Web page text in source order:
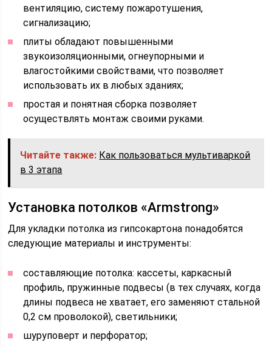
вентиляцию, систему пожаротушения,
сигнализацию;
плиты обладают повышенными
звукоизоляционными, огнеупорными и
влагостойкими свойствами, что позволяет
использовать их в любых зданиях;
простая и понятная сборка позволяет
осуществлять монтаж своими руками.
Читайте также: Как пользоваться мультиваркой
в 3 этапа
Установка потолков «Armstrong»
Для укладки потолка из гипсокартона понадобятся
следующие материалы и инструменты:
составляющие потолка: кассеты, каркасный
профиль, пружинные подвесы (в тех случаях, когда
длины подвеса не хватает, его заменяют стальной
0,2 см проволокой), светильники;
шуруповерт и перфоратор;